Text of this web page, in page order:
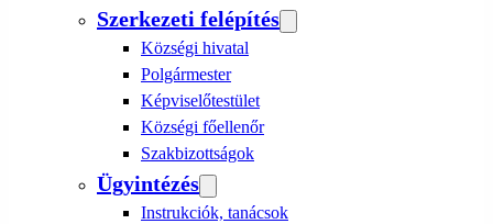
Szerkezeti felépítés
Községi hivatal
Polgármester
Képviselőtestület
Községi főellenőr
Szakbizottságok
Ügyintézés
Instrukciók, tanácsok